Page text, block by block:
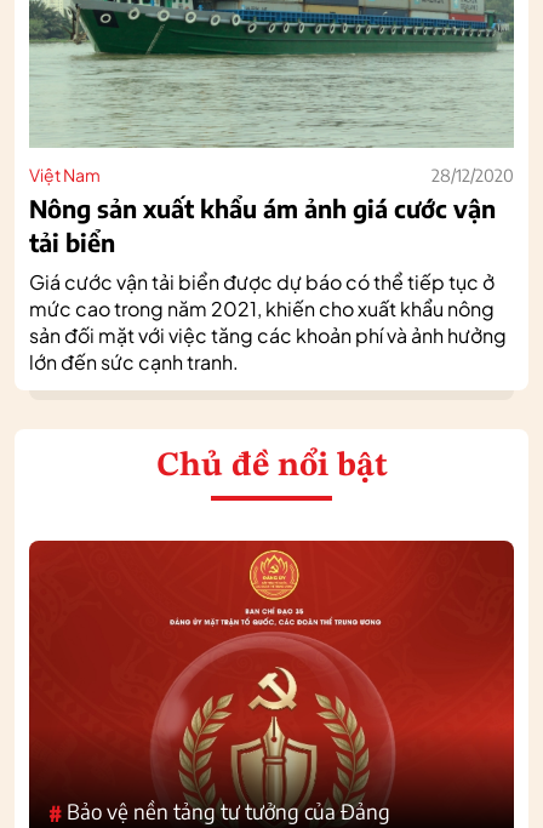
Việt Nam 28/12/2020
Nông sản xuất khẩu ám ảnh giá cước vận
tải biển
Giá cước vận tải biển được dự báo có thể tiếp tục ở
mức cao trong năm 2021, khiến cho xuất khẩu nông
sản đối mặt với việc tăng các khoản phí và ảnh hưởng
lớn đến sức cạnh tranh.
Chủ đề nổi bật
# Bảo vệ nền tảng tư tưởng của Đảng